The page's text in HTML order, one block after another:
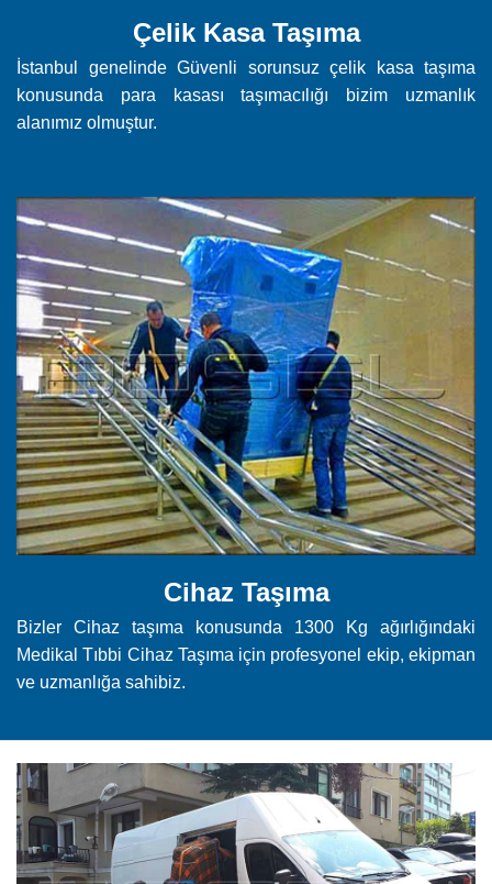
Çelik Kasa Taşıma
İstanbul genelinde Güvenli sorunsuz çelik kasa taşıma
konusunda para kasası taşımacılığı bizim uzmanlık
alanımız olmuştur.
Cihaz Taşıma
Bizler Cihaz taşıma konusunda 1300 Kg ağırlığındaki
Medikal Tıbbi Cihaz Taşıma için profesyonel ekip, ekipman
ve uzmanlığa sahibiz.